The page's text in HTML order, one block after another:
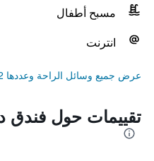
مسبح أطفال
انترنت
عرض جميع وسائل الراحة وعددها 32
تقييمات حول فندق